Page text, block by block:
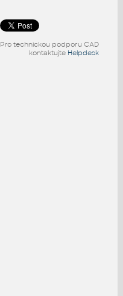
Pro technickou podporu CAD
kontaktujte Helpdesk